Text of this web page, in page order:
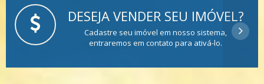
DESEJA VENDER SEU IMÓVEL?
Cadastre seu imóvel em nosso sistema,
entraremos em contato para ativá-lo.